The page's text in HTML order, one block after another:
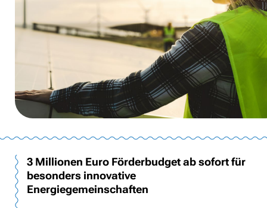
3 Millionen Euro Förderbudget ab sofort für
besonders innovative
Energiegemeinschaften